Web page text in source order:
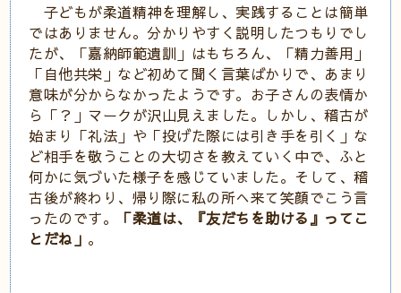
子どもが柔道精神を理解し、実践することは簡単
ではありません。分かりやすく説明したつもりでし
たが、「嘉納師範遺訓」はもちろん、「精力善用」
「自他共栄」など初めて聞く言葉ばかりで、あまり
意味が分からなかったようです。お子さんの表情か
ら「？」マークが沢山見えました。しかし、稽古が
始まり「礼法」や「投げた際には引き手を引く」な
ど相手を敬うことの大切さを教えていく中で、ふと
何かに気づいた様子を感じていました。そして、稽
古後が終わり、帰り際に私の所へ来て笑顔でこう言
ったのです。
「柔道は、『友だちを助ける』ってこ
とだね」 。